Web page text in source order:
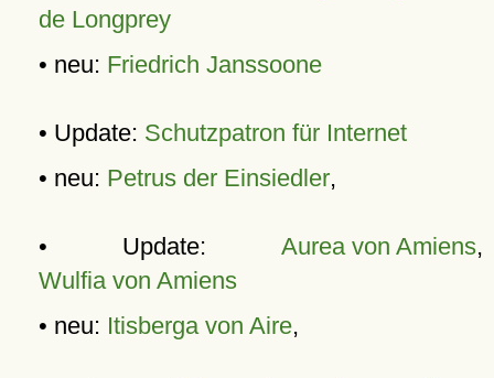
de Longprey
• neu: Friedrich Janssoone
• Update: Schutzpatron für Internet
• neu: Petrus der Einsiedler,
• Update: Aurea von Amiens,
Wulfia von Amiens
• neu: Itisberga von Aire,